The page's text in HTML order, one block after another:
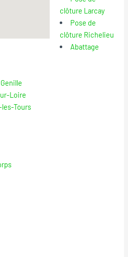
clôture Larcay
Pose de
clôture Richelieu
Abattage
Loire
les-Tours